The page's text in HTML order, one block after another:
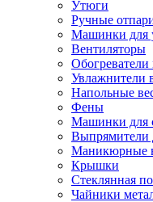
Утюги
Ручные
Машинки для
Вентиляторы
Увлажнители
Напольные
Фены
Машинки для
Выпрямители
Маникюрные
Крышки
Стеклянная
Чайники